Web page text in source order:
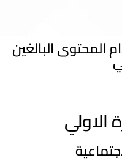
البالغين
الاولي